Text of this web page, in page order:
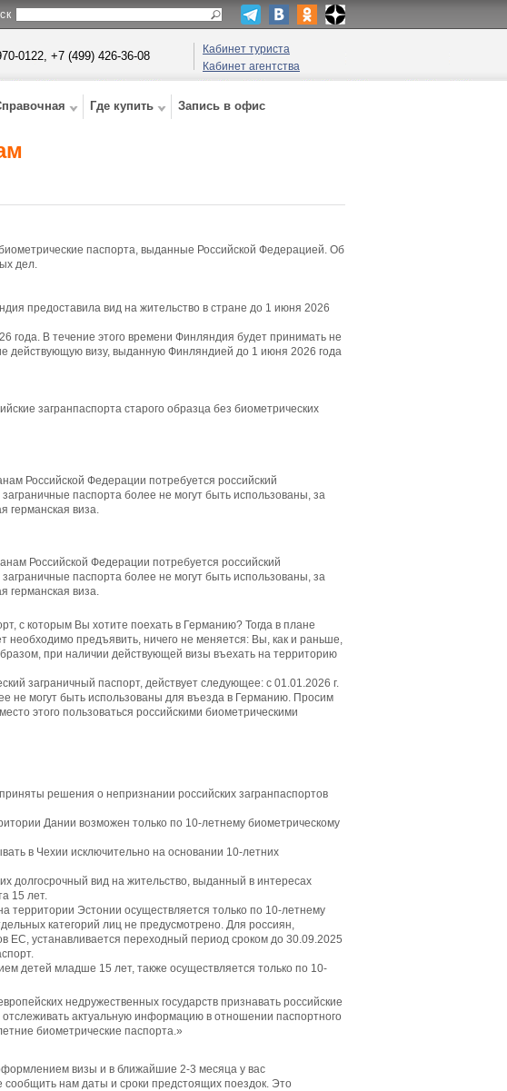
Кабинет туриста
Кабинет агентства
0122, +7 (499) 426-36-08
Где купить Запись в офис
паспорта, выданные Российской Федерацией. Об
дел.
предоставила вид на жительство в стране до 1 июня 2026
года. В течение этого времени Финляндия будет принимать не
действующую визу, выданную Финляндией до 1 июня 2026 года
загранпаспорта старого образца без биометрических
Российской Федерации потребуется российский
паспорта более не могут быть использованы, за
германская виза.
Российской Федерации потребуется российский
паспорта более не могут быть использованы, за
германская виза.
с которым Вы хотите поехать в Германию? Тогда в плане
необходимо предъявить, ничего не меняется: Вы, как и раньше,
при наличии действующей визы въехать на территорию
заграничный паспорт, действует следующее: с 01.01.2026 г.
не могут быть использованы для въезда в Германию. Просим
этого пользоваться российскими биометрическими
решения о непризнании российских загранпаспортов
Дании возможен только по 10-летнему биометрическому
в Чехии исключительно на основании 10-летних
долгосрочный вид на жительство, выданный в интересах
15 лет.
территории Эстонии осуществляется только по 10-летнему
категорий лиц не предусмотрено. Для россиян,
ЕС, устанавливается переходный период сроком до 30.09.2025
детей младше 15 лет, также осуществляется только по 10-
недружественных государств признавать российские
актуальную информацию в отношении паспортного
биометрические паспорта.»
визы и в ближайшие 2-3 месяца у вас
нам даты и сроки предстоящих поездок. Это